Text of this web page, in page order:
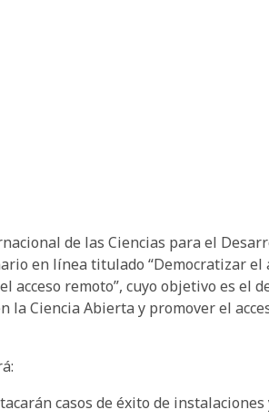
de las Ciencias para el
en línea titulado “Democratizar el
acceso remoto”, cuyo objetivo es el
la Ciencia Abierta y promover el
casos de éxito de